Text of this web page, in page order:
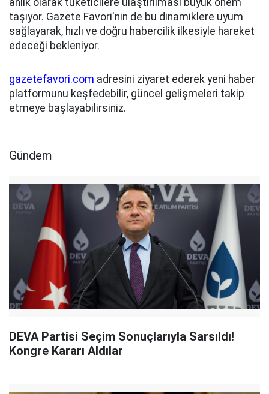
taşıyor. Gazete Favori'nin de bu dinamiklere uyum
sağlayarak, hızlı ve doğru habercilik ilkesiyle hareket
edeceği bekleniyor.
gazetefavori.com adresini ziyaret ederek yeni haber
platformunu keşfedebilir, güncel gelişmeleri takip
etmeye başlayabilirsiniz.
Gündem
DEVA Partisi Seçim Sonuçlarıyla Sarsıldı!
Kongre Kararı Aldılar